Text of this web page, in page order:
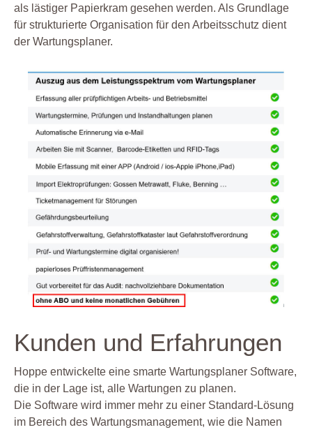
als lästiger Papierkram gesehen werden. Als Grundlage
für strukturierte Organisation für den Arbeitsschutz dient
der Wartungsplaner.
Kunden und Erfahrungen
Hoppe entwickelte eine smarte Wartungsplaner Software,
die in der Lage ist, alle Wartungen zu planen.
Die Software wird immer mehr zu einer Standard-Lösung
im Bereich des Wartungsmanagement, wie die Namen